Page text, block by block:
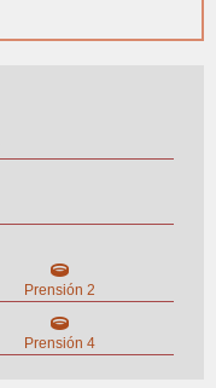
Prensión 2
Prensión 4